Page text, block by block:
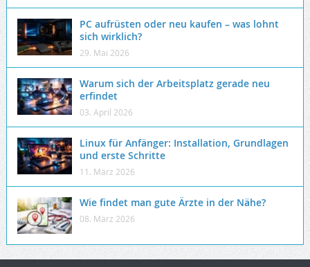
PC aufrüsten oder neu kaufen – was lohnt
sich wirklich?
29. Mai 2026
Warum sich der Arbeitsplatz gerade neu
erfindet
03. April 2026
Linux für Anfänger: Installation, Grundlagen
und erste Schritte
11. März 2026
Wie findet man gute Ärzte in der Nähe?
08. März 2026